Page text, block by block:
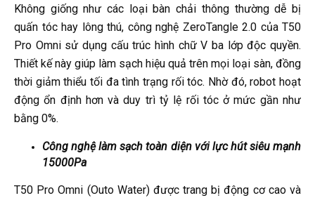
Không giống như các loại bàn chải thông thường dễ bị
quấn tóc hay lông thú, công nghệ ZeroTangle 2.0 của T50
Pro Omni sử dụng cấu trúc hình chữ V ba lớp độc quyền.
Thiết kế này giúp làm sạch hiệu quả trên mọi loại sàn, đồng
thời giảm thiểu tối đa tình trạng rối tóc. Nhờ đó, robot hoạt
động ổn định hơn và duy trì tỷ lệ rối tóc ở mức gần như
bằng 0%.
Công nghệ làm sạch toàn diện với lực hút siêu mạnh
15000Pa
T50 Pro Omni (Outo Water) được trang bị động cơ cao và